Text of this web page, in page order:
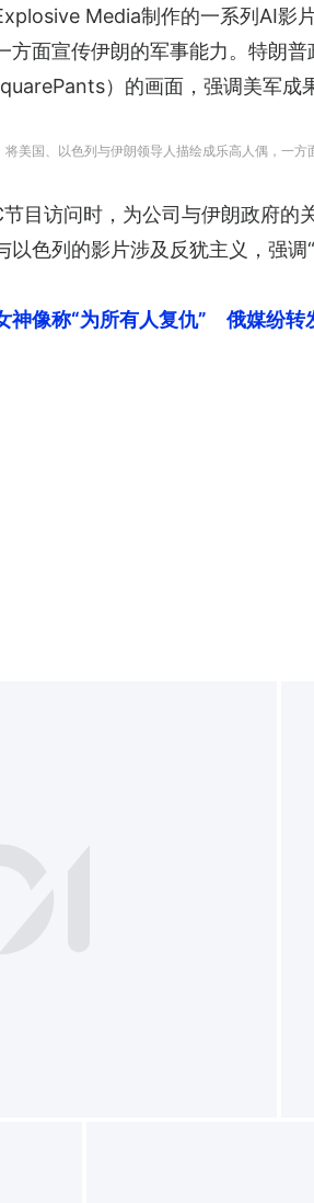
Media制作的一系列AI影
面宣传伊朗的军事能力。特朗
）的画面，强调美军成
美国、以色列与伊朗领导人描绘成乐高人偶，一
目访问时，为公司与伊朗政府的
以色列的影片涉及反犹主义，强
神像称“为所有人复仇”　俄媒纷转